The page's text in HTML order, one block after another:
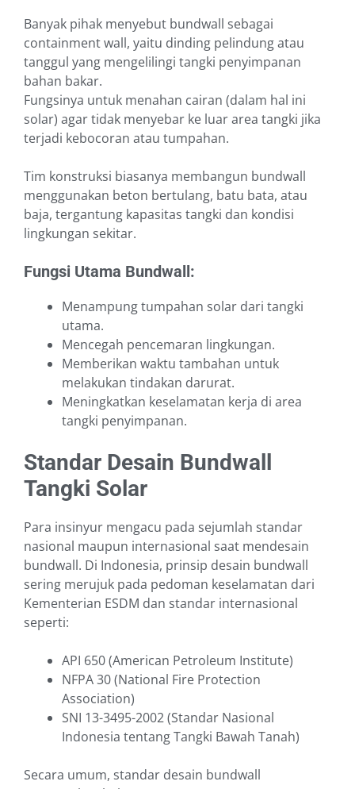
Banyak pihak menyebut bundwall sebagai
containment wall, yaitu dinding pelindung atau
tanggul yang mengelilingi tangki penyimpanan
bahan bakar.
Fungsinya untuk menahan cairan (dalam hal ini
solar) agar tidak menyebar ke luar area tangki jika
terjadi kebocoran atau tumpahan.
Tim konstruksi biasanya membangun bundwall
menggunakan beton bertulang, batu bata, atau
baja, tergantung kapasitas tangki dan kondisi
lingkungan sekitar.
Fungsi Utama Bundwall:
Menampung tumpahan solar dari tangki
utama.
Mencegah pencemaran lingkungan.
Memberikan waktu tambahan untuk
melakukan tindakan darurat.
Meningkatkan keselamatan kerja di area
tangki penyimpanan.
Standar Desain Bundwall
Tangki Solar
Para insinyur mengacu pada sejumlah standar
nasional maupun internasional saat mendesain
bundwall. Di Indonesia, prinsip desain bundwall
sering merujuk pada pedoman keselamatan dari
Kementerian ESDM dan standar internasional
seperti:
API 650 (American Petroleum Institute)
NFPA 30 (National Fire Protection
Association)
SNI 13-3495-2002 (Standar Nasional
Indonesia tentang Tangki Bawah Tanah)
Secara umum, standar desain bundwall